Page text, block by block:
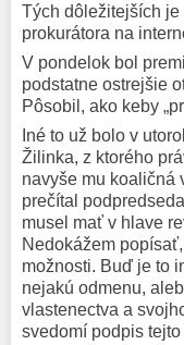
Tých dôležitejších
prokurátora na
V pondelok bol
podstatne ostrejšie
Pôsobil, ako keby
Iné to už bolo v
Žilinka, z ktorého
navyše mu koaličná
prečítal
musel mať v hlave
Nedokážem
možnosti. Buď je to
nejakú odmenu,
vlastenectva a
svedomí podpis